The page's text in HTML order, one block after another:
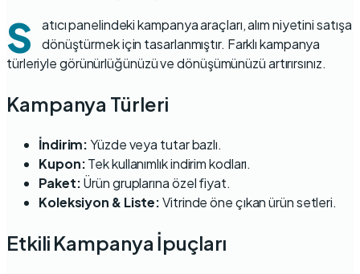
S
atıcı panelindeki kampanya araçları, alım niyetini satışa
dönüştürmek için tasarlanmıştır. Farklı kampanya
türleriyle görünürlüğünüzü ve dönüşümünüzü artırırsınız.
Kampanya Türleri
İndirim:Yüzde veya tutar bazlı.
Kupon:Tek kullanımlık indirim kodları.
Paket:Ürün gruplarına özel fiyat.
Koleksiyon & Liste:Vitrinde öne çıkan ürün setleri.
Etkili Kampanya İpuçları